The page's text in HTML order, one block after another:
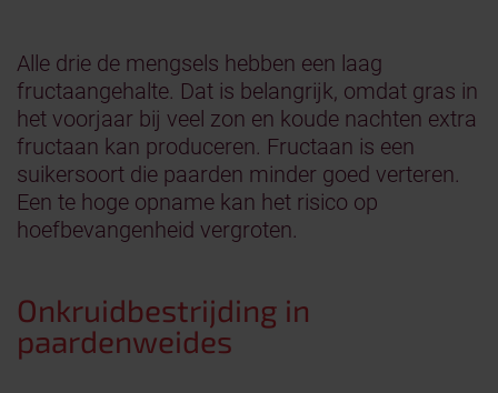
Alle drie de mengsels hebben een laag
fructaangehalte. Dat is belangrijk, omdat gras in
het voorjaar bij veel zon en koude nachten extra
fructaan kan produceren. Fructaan is een
suikersoort die paarden minder goed verteren.
Een te hoge opname kan het risico op
hoefbevangenheid vergroten.
Onkruidbestrijding in
paardenweides